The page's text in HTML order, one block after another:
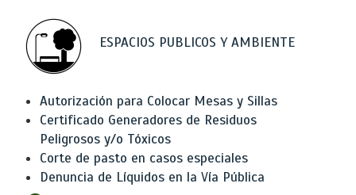
ESPACIOS PUBLICOS Y AMBIENTE
Autorización para Colocar Mesas y Sillas
Certificado Generadores de Residuos
Peligrosos y/o Tóxicos
Corte de pasto en casos especiales
Denuncia de Líquidos en la Vía Pública